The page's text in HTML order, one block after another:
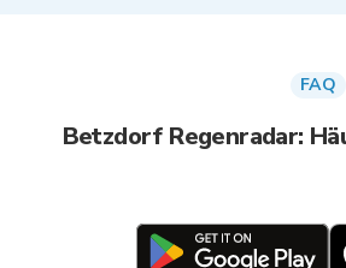
FAQ
Betzdorf Regenradar: